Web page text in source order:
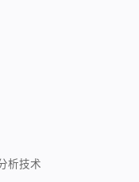
析技术